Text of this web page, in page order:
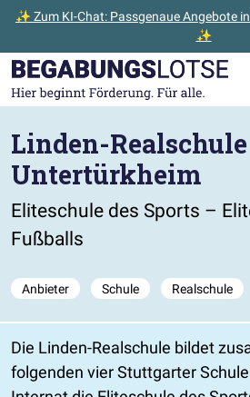
✨ Zum KI-Chat: Passgenaue Angebote
✨
Zum Hauptinhalt der Seite
Zur Startseite gehen
Linden-Realschule
Untertürkheim
Eliteschule des Sports –
Fußballs
Anbieter Schule Realschule
Die Linden-Realschule bildet
folgenden vier Stuttgarter